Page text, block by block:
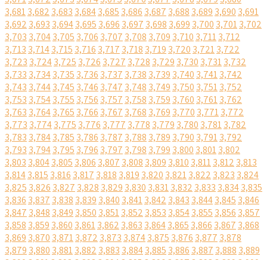
3,6813,682 3,683 3,6843,685 3,686 3,687 3,688 3,689 3,690 3,691
3,692 3,693 3,6943,695 3,696 3,697 3,698 3,699 3,700 3,7013,702
3,703 3,7043,705 3,706 3,707 3,708 3,709 3,710 3,7113,712
3,713 3,7143,715 3,716 3,717 3,718 3,719 3,720 3,7213,722
3,723 3,7243,725 3,726 3,727 3,728 3,729 3,730 3,7313,732
3,733 3,7343,735 3,736 3,737 3,738 3,739 3,740 3,7413,742
3,743 3,7443,745 3,746 3,747 3,748 3,749 3,750 3,7513,752
3,753 3,7543,755 3,756 3,757 3,758 3,759 3,760 3,7613,762
3,763 3,7643,765 3,766 3,767 3,768 3,769 3,770 3,7713,772
3,773 3,7743,775 3,776 3,777 3,778 3,779 3,780 3,7813,782
3,783 3,7843,785 3,786 3,787 3,788 3,789 3,790 3,7913,792
3,793 3,7943,795 3,796 3,797 3,798 3,799 3,800 3,8013,802
3,803 3,8043,805 3,806 3,807 3,808 3,809 3,810 3,8113,812 3,813
3,8143,815 3,816 3,817 3,818 3,819 3,820 3,8213,822 3,823 3,824
3,825 3,826 3,827 3,828 3,829 3,830 3,8313,832 3,833 3,8343,835
3,836 3,837 3,838 3,839 3,840 3,8413,842 3,843 3,8443,845 3,846
3,847 3,848 3,849 3,850 3,8513,852 3,853 3,8543,855 3,856 3,857
3,858 3,859 3,860 3,8613,862 3,863 3,8643,865 3,866 3,867 3,868
3,869 3,870 3,8713,872 3,873 3,8743,875 3,876 3,877 3,878
3,879 3,880 3,8813,882 3,883 3,8843,885 3,886 3,887 3,888 3,889